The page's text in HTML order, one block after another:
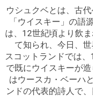
ウシュクベとは、古
「ウイスキー」の語
は、12世紀頃より飲
て知られ、今日、
スコットランドでは
で既にウイスキーが
はウースカ・ベーハ
ンドの代表的詩人で